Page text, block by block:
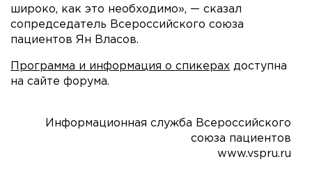
широко, как это необходимо», — сказал
сопредседатель Всероссийского союза
пациентов Ян Власов.
Программа и информация о спикерах доступна
на сайте форума.
Информационная служба Всероссийского
союза пациентов
www.vspru.ru